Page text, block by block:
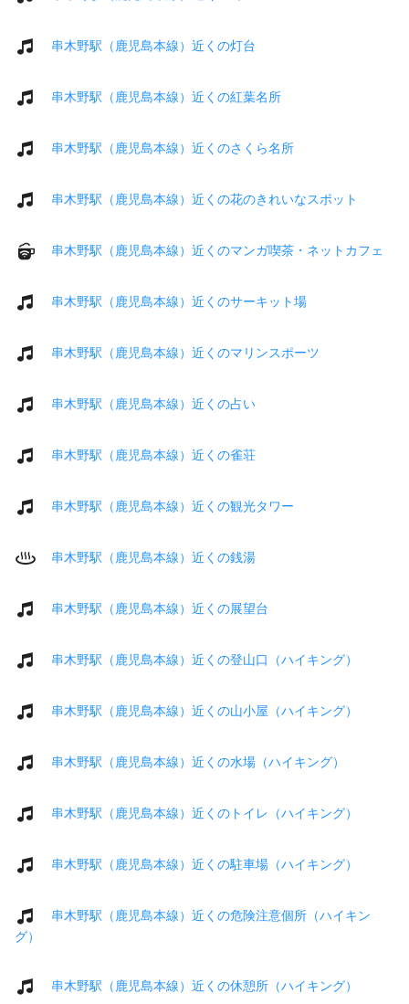
串木野駅（鹿児島本線）近くの灯台
串木野駅（鹿児島本線）近くの紅葉名所
串木野駅（鹿児島本線）近くのさくら名所
串木野駅（鹿児島本線）近くの花のきれいなスポット
串木野駅（鹿児島本線）近くのマンガ喫茶・ネットカフェ
串木野駅（鹿児島本線）近くのサーキット場
串木野駅（鹿児島本線）近くのマリンスポーツ
串木野駅（鹿児島本線）近くの占い
串木野駅（鹿児島本線）近くの雀荘
串木野駅（鹿児島本線）近くの観光タワー
串木野駅（鹿児島本線）近くの銭湯
串木野駅（鹿児島本線）近くの展望台
串木野駅（鹿児島本線）近くの登山口（ハイキング）
串木野駅（鹿児島本線）近くの山小屋（ハイキング）
串木野駅（鹿児島本線）近くの水場（ハイキング）
串木野駅（鹿児島本線）近くのトイレ（ハイキング）
串木野駅（鹿児島本線）近くの駐車場（ハイキング）
串木野駅（鹿児島本線）近くの危険注意個所（ハイキン
グ）
串木野駅（鹿児島本線）近くの休憩所（ハイキング）